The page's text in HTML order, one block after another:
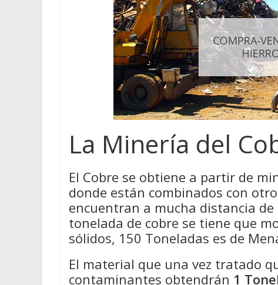
La Minería del
El Cobre se obtiene a partir de
donde están combinados con
encuentran a mucha distancia
tonelada de cobre se tiene que
sólidos, 150 Toneladas es de
El material que una vez tratado
contaminantes obtendrán 1